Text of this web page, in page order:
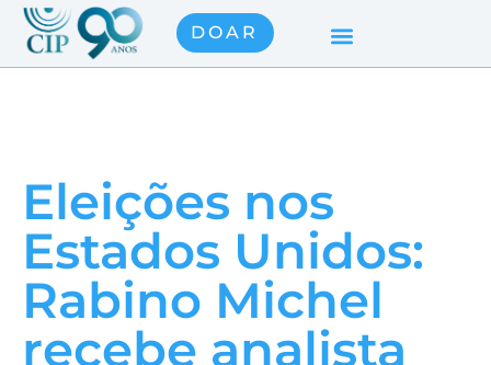
DOAR
Eleições nos
Estados Unidos:
Rabino Michel
recebe analista